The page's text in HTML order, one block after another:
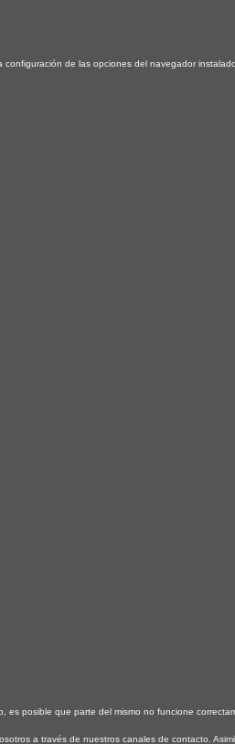
de las opciones del navegador
posible que parte del mismo no funcione
a través de nuestros canales de contacto.